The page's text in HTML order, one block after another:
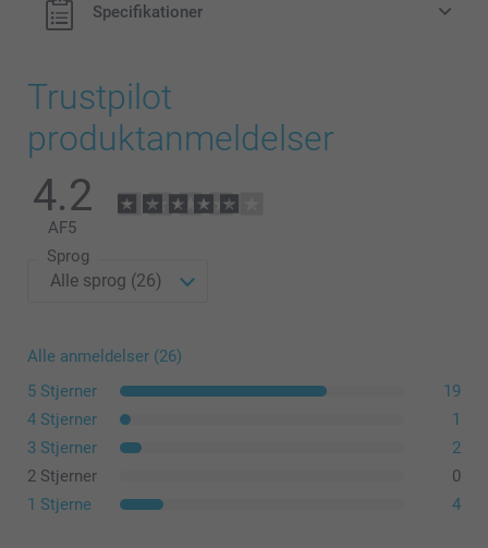
Specifikationer
Trustpilot
produktanmeldelser
4.2
AF5
Sprog
Alle anmeldelser (26)
5 Stjerner
19
4 Stjerner
1
3 Stjerner
2
2 Stjerner
0
1 Stjerne
4